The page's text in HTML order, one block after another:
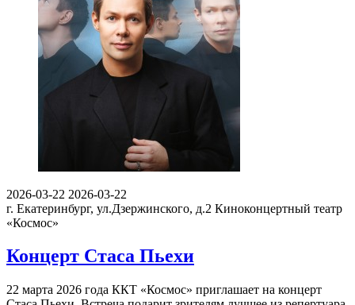
2026-03-22 2026-03-22
г. Екатеринбург, ул.Дзержинского, д.2 Киноконцертный театр
«Космос»
Концерт Стаса Пьехи
22 марта 2026 года ККТ «Космос» приглашает на концерт